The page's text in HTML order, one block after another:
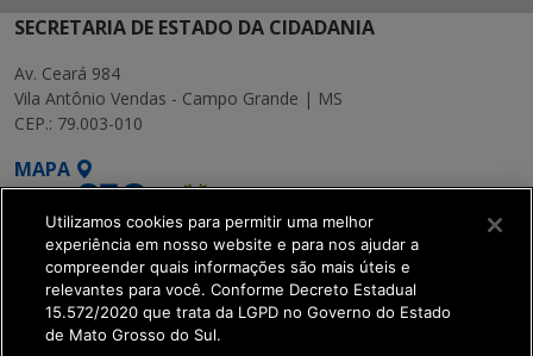
SECRETARIA DE ESTADO DA CIDADANIA
Av. Ceará 984
Vila Antônio Vendas - Campo Grande | MS
CEP.: 79.003-010
MAPA
SETDIG | Secretaria-
Executiva de
Utilizamos cookies para permitir uma melhor
experiência em nosso website e para nos ajudar a
compreender quais informações são mais úteis e
relevantes para você. Conforme Decreto Estadual
15.572/2020 que trata da LGPD no Governo do Estado
de Mato Grosso do Sul.